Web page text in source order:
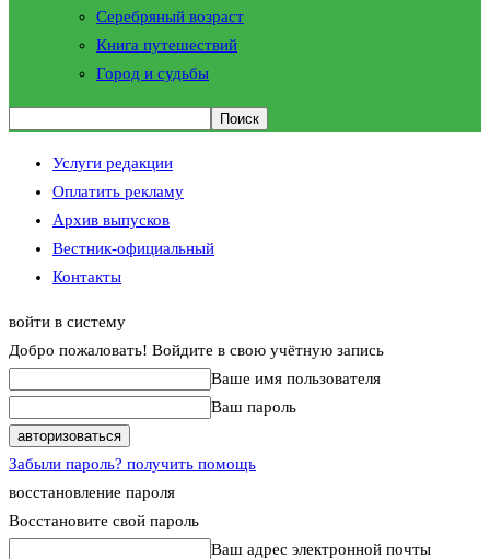
Серебряный возраст
Книга путешествий
Город и судьбы
Услуги редакции
Оплатить рекламу
Архив выпусков
Вестник-официальный
Контакты
войти в систему
Добро пожаловать! Войдите в свою учётную запись
Ваше имя пользователя
Ваш пароль
Забыли пароль? получить помощь
восстановление пароля
Восстановите свой пароль
Ваш адрес электронной почты